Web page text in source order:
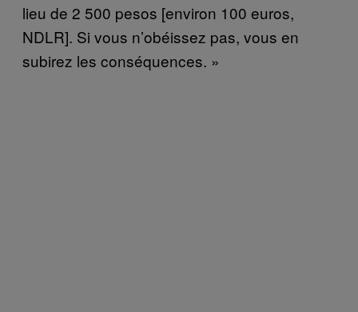
lieu de 2 500 pesos [environ 100 euros,
NDLR]. Si vous n’obéissez pas, vous en
subirez les conséquences. »